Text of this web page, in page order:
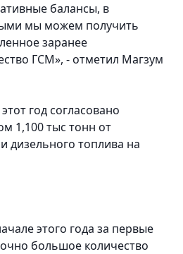
балансы, в
мы можем получить
заранее
ГСМ», - отметил Магзум
год согласовано
1,100 тыс тонн от
дизельного топлива на
этого года за первые
большое количество